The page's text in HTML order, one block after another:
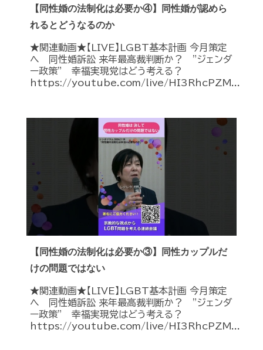
【同性婚の法制化は必要か④】同性婚が認めら
れるとどうなるのか
★関連動画★【LIVE】LGBT基本計画 今月策定
へ 同性婚訴訟 来年最高裁判断か？ ”ジェンダ
ー政策” 幸福実現党はどう考える？
https://youtube.com/live/HI3RhcPZM...
【同性婚の法制化は必要か③】同性カップルだ
けの問題ではない
★関連動画★【LIVE】LGBT基本計画 今月策定
へ 同性婚訴訟 来年最高裁判断か？ ”ジェンダ
ー政策” 幸福実現党はどう考える？
https://youtube.com/live/HI3RhcPZM...